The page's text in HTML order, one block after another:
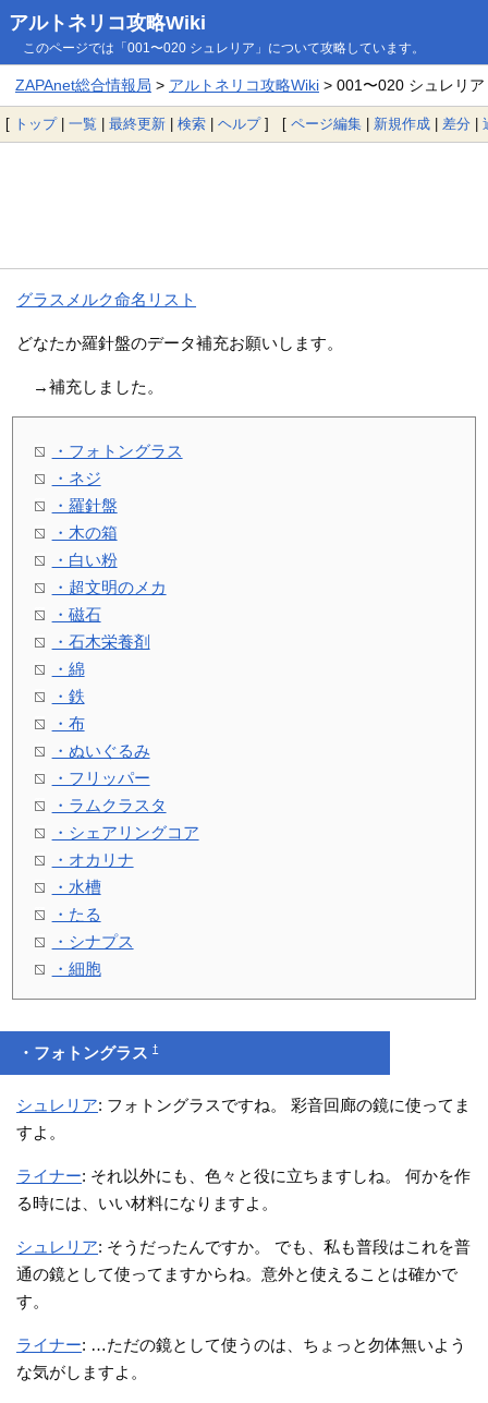
アルトネリコ攻略Wiki
このページでは「001〜020 シュレリア」について攻略しています。
ZAPAnet総合情報局 > アルトネリコ攻略Wiki> 001〜020 シュレリア
[ トップ| 一覧 | 最終更新 | 検索 | ヘルプ] [ ページ編集 | 新規作成 | 差分 |
グラスメルク命名リスト
どなたか羅針盤のデータ補充お願いします。
→補充しました。
・フォトングラス
・ネジ
・羅針盤
・木の箱
・白い粉
・超文明のメカ
・磁石
・石木栄養剤
・綿
・鉄
・布
・ぬいぐるみ
・フリッパー
・ラムクラスタ
・シェアリングコア
・オカリナ
・水槽
・たる
・シナプス
・細胞
・フォトングラス†
シュレリア: フォトングラスですね。 彩音回廊の鏡に使ってま
すよ。
ライナー: それ以外にも、色々と役に立ちますしね。 何かを作
る時には、いい材料になりますよ。
シュレリア: そうだったんですか。 でも、私も普段はこれを普
通の鏡として使ってますからね。意外と使えることは確かで
す。
ライナー: …ただの鏡として使うのは、ちょっと勿体無いよう
な気がしますよ。